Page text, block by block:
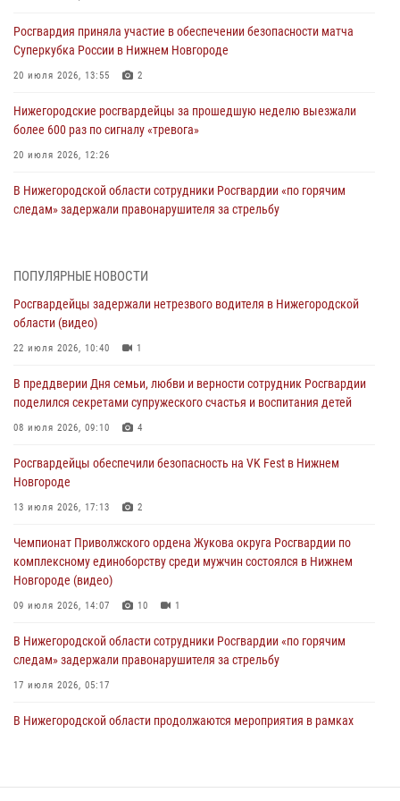
Росгвардия приняла участие в обеспечении безопасности матча
Суперкубка России в Нижнем Новгороде
20 июля 2026, 13:55 2
Нижегородские росгвардейцы за прошедшую неделю выезжали
более 600 раз по сигналу «тревога»
20 июля 2026, 12:26
В Нижегородской области сотрудники Росгвардии «по горячим
следам» задержали правонарушителя за стрельбу
В Нижегородской области продолжаются мероприятия в рамках
16 июля 2026, 05:00
Росгвардейцы обеспечили безопасность на VK Fest в Нижнем
13 июля 2026, 17:13
Нижегородские росгвардейцы за прошедшую неделю выезжали
13 июля 2026, 06:45
Росгвардейцы предотвратили серию краж в Нижнем Новгороде
ПОПУЛЯРНЫЕ НОВОСТИ
Росгвардейцы задержали нетрезвого водителя в Нижегородской
области (видео)
22 июля 2026, 10:40 1
В преддверии Дня семьи, любви и верности сотрудник Росгвардии
поделился секретами супружеского счастья и воспитания детей
08 июля 2026, 09:10 4
Росгвардейцы обеспечили безопасность на VK Fest в Нижнем
Новгороде
13 июля 2026, 17:13 2
Чемпионат Приволжского ордена Жукова округа Росгвардии по
комплексному единоборству среди мужчин состоялся в Нижнем
Новгороде (видео)
09 июля 2026, 14:07 10 1
В Нижегородской области сотрудники Росгвардии «по горячим
следам» задержали правонарушителя за стрельбу
17 июля 2026, 05:17
В Нижегородской области продолжаются мероприятия в рамках